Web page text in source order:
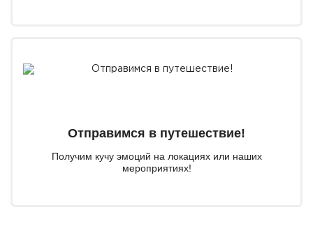
Отправимся в путешествие!
Получим кучу эмоций на локациях или наших
мероприятиях!